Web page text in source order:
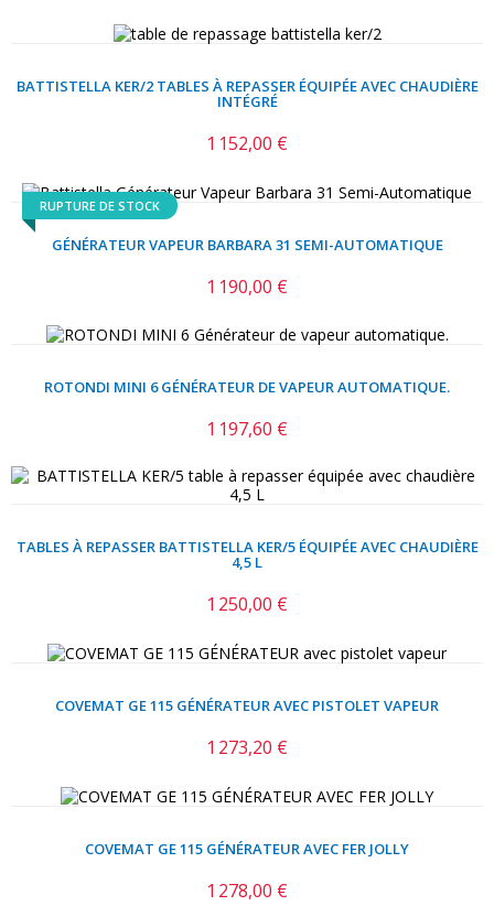
BATTISTELLA KER/2 TABLES À REPASSER ÉQUIPÉE AVEC CHAUDIÈRE
INTÉGRÉ
Prix
1 152,00 €
RUPTURE DE STOCK
GÉNÉRATEUR VAPEUR BARBARA 31 SEMI-AUTOMATIQUE
Prix
1 190,00 €
ROTONDI MINI 6 GÉNÉRATEUR DE VAPEUR AUTOMATIQUE.
Prix
1 197,60 €
TABLES À REPASSER BATTISTELLA KER/5 ÉQUIPÉE AVEC CHAUDIÈRE
4,5 L
Prix
1 250,00 €
COVEMAT GE 115 GÉNÉRATEUR AVEC PISTOLET VAPEUR
Prix
1 273,20 €
COVEMAT GE 115 GÉNÉRATEUR AVEC FER JOLLY
Prix
1 278,00 €